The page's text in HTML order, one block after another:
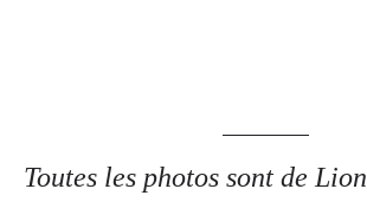
Toutes les photos sont de